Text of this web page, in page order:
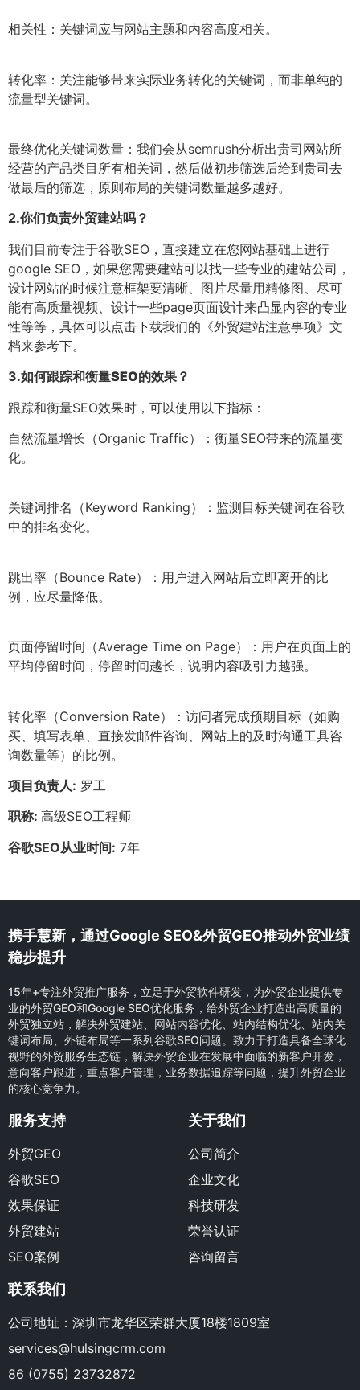
相关性：关键词应与网站主题和内容高度相关。
转化率：关注能够带来实际业务转化的关键词，而非单纯的
流量型关键词。
最终优化关键词数量：我们会从semrush分析出贵司网站所
经营的产品类目所有相关词，然后做初步筛选后给到贵司去
做最后的筛选，原则布局的关键词数量越多越好。
2.你们负责外贸建站吗？
我们目前专注于谷歌SEO，直接建立在您网站基础上进行
google SEO，如果您需要建站可以找一些专业的建站公司，
设计网站的时候注意框架要清晰、图片尽量用精修图、尽可
能有高质量视频、设计一些page页面设计来凸显内容的专业
性等等，具体可以点击下载我们的《外贸建站注意事项》文
档来参考下。
3.如何跟踪和衡量SEO的效果？
跟踪和衡量SEO效果时，可以使用以下指标：
自然流量增长（Organic Traffic）：衡量SEO带来的流量变
化。
关键词排名（Keyword Ranking）：监测目标关键词在谷歌
中的排名变化。
跳出率（Bounce Rate）：用户进入网站后立即离开的比
例，应尽量降低。
页面停留时间（Average Time on Page）：用户在页面上的
平均停留时间，停留时间越长，说明内容吸引力越强。
转化率（Conversion Rate）：访问者完成预期目标（如购
买、填写表单、直接发邮件咨询、网站上的及时沟通工具咨
询数量等）的比例。
项目负责人: 罗工
职称: 高级SEO工程师
谷歌SEO从业时间: 7年
携手慧新，通过Google SEO&外贸GEO推动外贸业绩
稳步提升
15年+专注外贸推广服务，立足于外贸软件研发，为外贸企业提供专
业的外贸GEO和Google SEO优化服务，给外贸企业打造出高质量的
外贸独立站，解决外贸建站、网站内容优化、站内结构优化、站内关
键词布局、外链布局等一系列谷歌SEO问题。致力于打造具备全球化
视野的外贸服务生态链，解决外贸企业在发展中面临的新客户开发，
意向客户跟进，重点客户管理，业务数据追踪等问题，提升外贸企业
的核心竞争力。
服务支持
外贸GEO
谷歌SEO
效果保证
外贸建站
SEO案例
关于我们
公司简介
企业文化
科技研发
荣誉认证
咨询留言
联系我们
公司地址：深圳市龙华区荣群大厦18楼1809室
services@hulsingcrm.com
86 (0755) 23732872